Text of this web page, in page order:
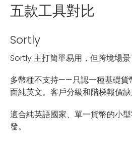
五款工具對比
Sortly
Sortly 主打簡單易用，但跨境場景
多幣種不支持——只認一種基礎
面純英文。客戶分級和階梯報價缺
適合純英語國家、單一貨幣的小
發。